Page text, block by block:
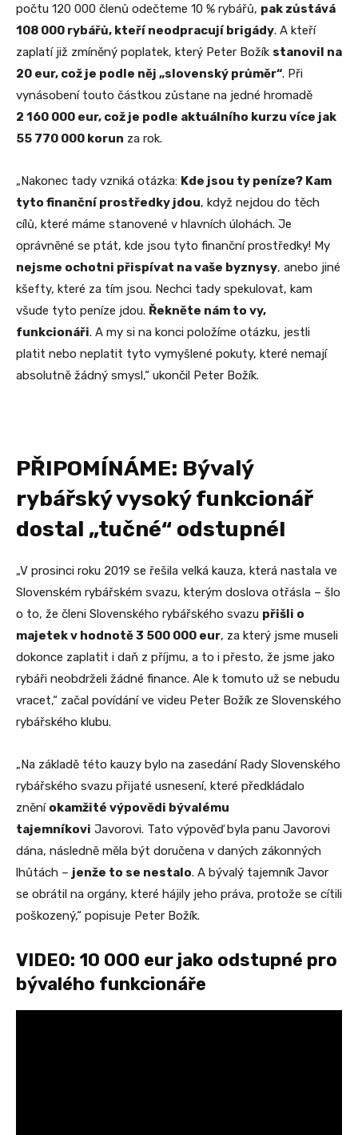
počtu 120 000 členů odečteme 10 % rybářů, pak zůstává
108 000 rybářů, kteří neodpracují brigády. A kteří
zaplatí již zmíněný poplatek, který Peter Božík stanovil na
20 eur, což je podle něj „slovenský průměr“. Při
vynásobení touto částkou zůstane na jedné hromadě
2 160 000 eur, což je podle aktuálního kurzu více jak
55 770 000 korun za rok.
„Nakonec tady vzniká otázka: Kde jsou ty peníze? Kam
tyto finanční prostředky jdou, když nejdou do těch
cílů, které máme stanovené v hlavních úlohách. Je
oprávněné se ptát, kde jsou tyto finanční prostředky! My
nejsme ochotni přispívat na vaše byznysy, anebo jiné
kšefty, které za tím jsou. Nechci tady spekulovat, kam
všude tyto peníze jdou. Řekněte nám to vy,
funkcionáři. A my si na konci položíme otázku, jestli
platit nebo neplatit tyto vymyšlené pokuty, které nemají
absolutně žádný smysl,“ ukončil Peter Božík.
PŘIPOMÍNÁME: Bývalý
rybářský vysoký funkcionář
dostal „tučné“ odstupné!
„V prosinci roku 2019 se řešila velká kauza, která nastala ve
Slovenském rybářském svazu, kterým doslova otřásla – šlo
o to, že členi Slovenského rybářského svazu přišli o
majetek v hodnotě 3 500 000 eur, za který jsme museli
dokonce zaplatit i daň z příjmu, a to i přesto, že jsme jako
rybáři neobdrželi žádné finance. Ale k tomuto už se nebudu
vracet,“ začal povídání ve videu Peter Božík ze Slovenského
rybářského klubu.
„Na základě této kauzy bylo na zasedání Rady Slovenského
rybářského svazu přijaté usnesení, které předkládalo
znění okamžité výpovědi bývalému
tajemníkovi Javorovi. Tato výpověď byla panu Javorovi
dána, následně měla být doručena v daných zákonných
lhůtách – jenže to se nestalo. A bývalý tajemník Javor
se obrátil na orgány, které hájily jeho práva, protože se cítili
poškozený,“ popisuje Peter Božík.
VIDEO: 10 000 eur jako odstupné pro
bývalého funkcionáře